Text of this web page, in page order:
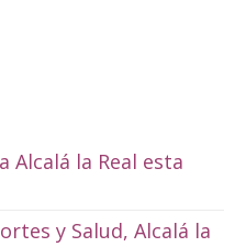
Alcalá la Real esta
y Salud, Alcalá la